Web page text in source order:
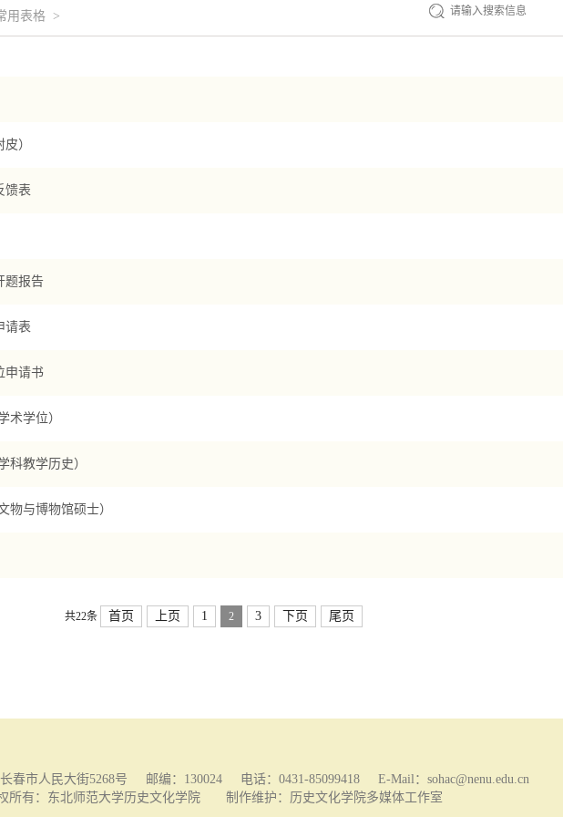
用表格 >
）
馈表
题报告
请表
申请书
术学位）
科教学历史）
物与博物馆硕士）
共22条 首页 上页 1 2 3 下页 尾页
春市人民大街5268号 邮编：130024 电话：0431-85099418 E-Mail：sohac@nenu.edu.cn
所有：东北师范大学历史文化学院 制作维护：历史文化学院多媒体工作室